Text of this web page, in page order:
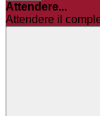
Attendere...
Attendere il